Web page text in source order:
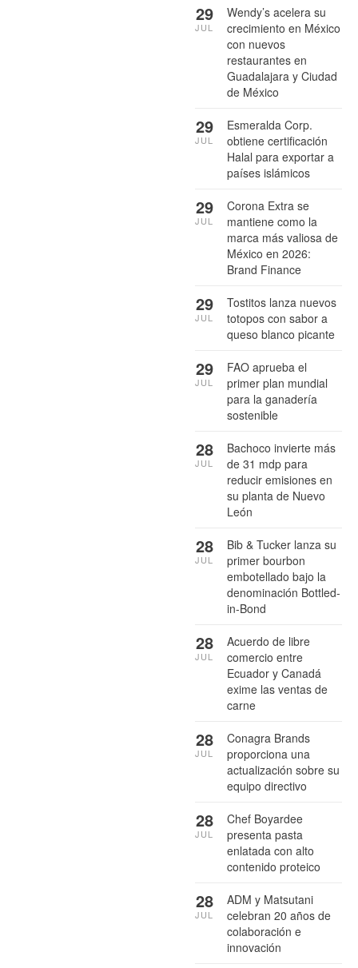
Wendy’s acelera su
crecimiento en México
con nuevos
restaurantes en
Guadalajara y Ciudad
de México
29
JUL
Esmeralda Corp.
obtiene certificación
Halal para exportar a
países islámicos
29
JUL
Corona Extra se
mantiene como la
marca más valiosa de
México en 2026:
Brand Finance
29
JUL
Tostitos lanza nuevos
totopos con sabor a
queso blanco picante
29
JUL
FAO aprueba el
primer plan mundial
para la ganadería
sostenible
29
JUL
Bachoco invierte más
de 31 mdp para
reducir emisiones en
su planta de Nuevo
León
28
JUL
Bib & Tucker lanza su
primer bourbon
embotellado bajo la
denominación Bottled-
in-Bond
28
JUL
Acuerdo de libre
comercio entre
Ecuador y Canadá
exime las ventas de
carne
28
JUL
Conagra Brands
proporciona una
actualización sobre su
equipo directivo
28
JUL
Chef Boyardee
presenta pasta
enlatada con alto
contenido proteico
28
JUL
ADM y Matsutani
celebran 20 años de
colaboración e
innovación
28
JUL